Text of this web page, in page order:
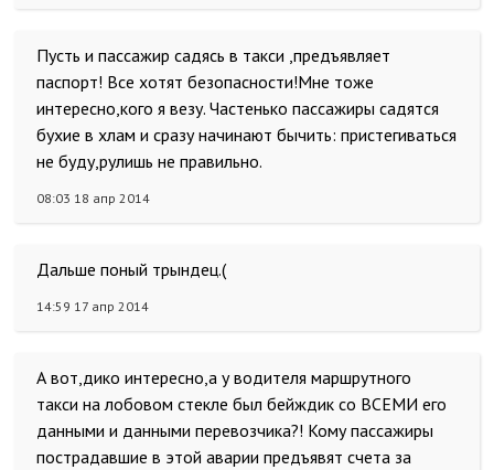
Пусть и пассажир садясь в такси ,предъявляет
паспорт! Все хотят безопасности!Мне тоже
интересно,кого я везу. Частенько пассажиры садятся
бухие в хлам и сразу начинают бычить: пристегиваться
не буду,рулишь не правильно.
08:03 18 апр 2014
Дальше поный трындец.(
14:59 17 апр 2014
А вот,дико интересно,а у водителя маршрутного
такси на лобовом стекле был бейждик со ВСЕМИ его
данными и данными перевозчика?! Кому пассажиры
пострадавшие в этой аварии предъявят счета за